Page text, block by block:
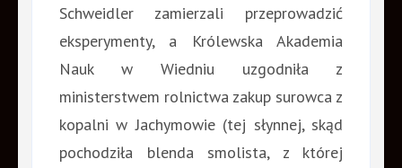
Schweidler zamierzali przeprowadzić
eksperymenty, a Królewska Akademia
Nauk w Wiedniu uzgodniła z
ministerstwem rolnictwa zakup surowca z
kopalni w Jachymowie (tej słynnej, skąd
pochodziła blenda smolista, z której